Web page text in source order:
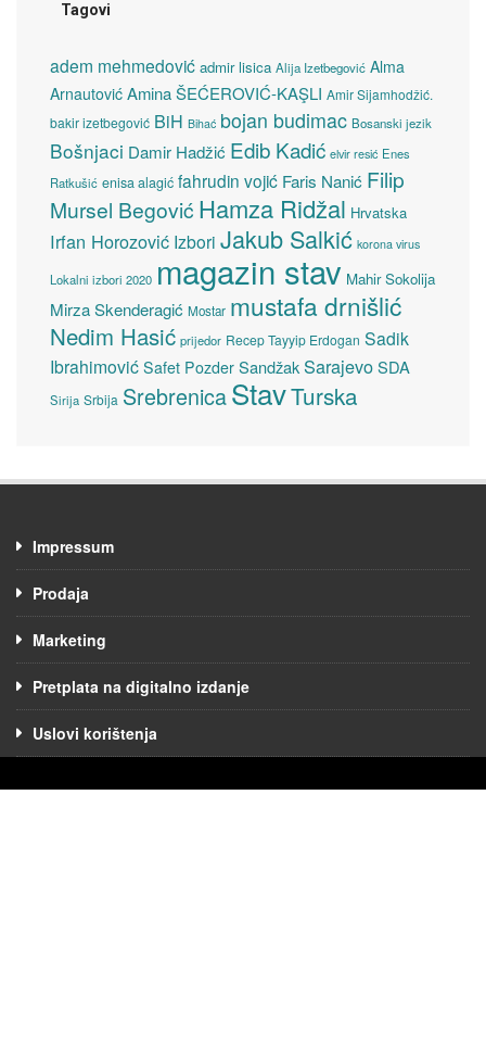
Tagovi
adem mehmedović admir lisica Alija Izetbegović Alma
Arnautović Amina ŠEĆEROVIĆ-KAŞLI Amir Sijamhodžić.
bakir izetbegović BiH Bihać bojan budimac Bosanski jezik
Bošnjaci Damir Hadžić Edib Kadić elvir resić Enes
Ratkušić enisa alagić fahrudin vojić Faris Nanić Filip
Mursel Begović Hamza Ridžal Hrvatska
Irfan Horozović Izbori Jakub Salkić korona virus
Lokalni izbori 2020 magazin stav Mahir Sokolija
Mirza Skenderagić Mostar mustafa drnišlić
Nedim Hasić prijedor Recep Tayyip Erdogan Sadik
Ibrahimović Safet Pozder SandžakSarajevoSDA
Sirija Srbija SrebrenicaStavTurska
Impressum
Prodaja
Marketing
Pretplata na digitalno izdanje
Uslovi korištenja